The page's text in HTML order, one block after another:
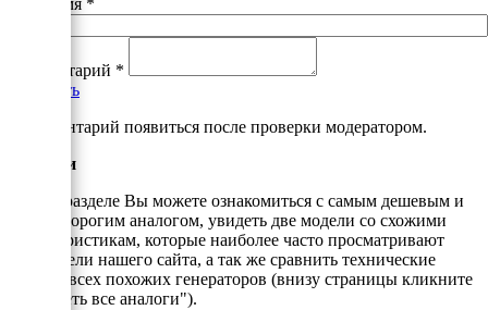
Ваше имя *
Комментарий *
Добавить
*Комментарий появиться после проверки модератором.
Аналоги
В этом разделе Вы можете ознакомиться с самым дешевым и
самым дорогим аналогом, увидеть две модели со схожими
характеристикам, которые наиболее часто просматривают
посетители нашего сайта, а так же сравнить технические
данные всех похожих генераторов (внизу страницы кликните
"Смотреть все аналоги").